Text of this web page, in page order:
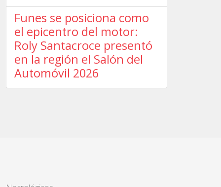
Funes se posiciona como
el epicentro del motor:
Roly Santacroce presentó
en la región el Salón del
Automóvil 2026